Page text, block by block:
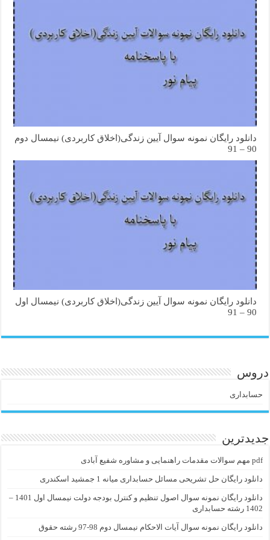
دانلود رایگان نمونه سوال آیین زندگی(اخلاق کاربردی) نیمسال دوم
90 – 91
دانلود رایگان نمونه سوال آیین زندگی(اخلاق کاربردی) نیمسال اول
90 – 91
دروس
حسابداری
جدیدترین
pdf مهم سوالات مقدمات راهنمایی و مشاوره شفیع آبادی
دانلود رایگان حل تشریحی مسائل حسابداری میانه 1 جمشید اسکندری
دانلود رایگان نمونه سوال اصول تنظیم و کنترل بودجه دولت نیمسال اول 1401 –
1402 رشته حسابداری
دانلود رایگان نمونه سوال آیات الاحکام نیمسال دوم 98-97 رشته حقوق